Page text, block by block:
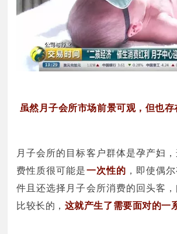
虽然月子会所市场前景可观，但也存
月子会所的目标客户群体是孕产妇
费性质很可能是一次性的 ，即使偶
件且还选择月子会所消费的回头客
比较长的， 这就产生了需要面对的一